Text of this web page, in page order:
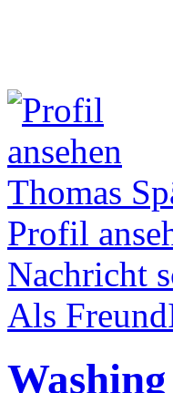
Thomas
Profil
Nachricht
Als